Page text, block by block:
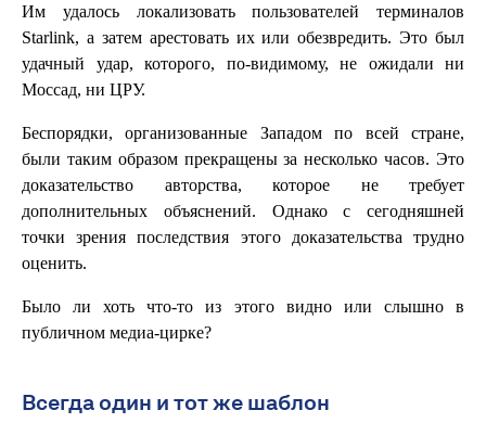
Им удалось локализовать пользователей терминалов
Starlink, а затем арестовать их или обезвредить. Это был
удачный удар, которого, по-видимому, не ожидали ни
Моссад, ни ЦРУ.
Беспорядки, организованные Западом по всей стране,
были таким образом прекращены за несколько часов. Это
доказательство авторства, которое не требует
дополнительных объяснений. Однако с сегодняшней
точки зрения последствия этого доказательства трудно
оценить.
Было ли хоть что-то из этого видно или слышно в
публичном медиа-цирке?
Всегда один и тот же шаблон